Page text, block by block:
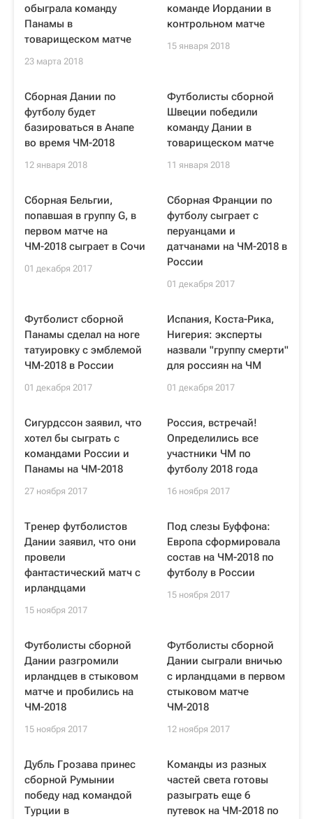
обыграла команду
Панамы в
товарищеском матче
23 марта 2018
команде Иордании в
контрольном матче
15 января 2018
Сборная Дании по
футболу будет
базироваться в Анапе
во время ЧМ-2018
12 января 2018
Футболисты сборной
Швеции победили
команду Дании в
товарищеском матче
11 января 2018
Сборная Бельгии,
попавшая в группу G, в
первом матче на
ЧМ-2018 сыграет в Сочи
01 декабря 2017
Сборная Франции по
футболу сыграет с
перуанцами и
датчанами на ЧМ-2018 в
России
01 декабря 2017
Футболист сборной
Панамы сделал на ноге
татуировку с эмблемой
ЧМ-2018 в России
01 декабря 2017
Испания, Коста-Рика,
Нигерия: эксперты
назвали "группу смерти"
для россиян на ЧМ
01 декабря 2017
Сигурдссон заявил, что
хотел бы сыграть с
командами России и
Панамы на ЧМ-2018
27 ноября 2017
Россия, встречай!
Определились все
участники ЧМ по
футболу 2018 года
16 ноября 2017
Тренер футболистов
Дании заявил, что они
провели
фантастический матч с
ирландцами
15 ноября 2017
Под слезы Буффона:
Европа сформировала
состав на ЧМ-2018 по
футболу в России
15 ноября 2017
Футболисты сборной
Дании разгромили
ирландцев в стыковом
матче и пробились на
ЧМ-2018
15 ноября 2017
Футболисты сборной
Дании сыграли вничью
с ирландцами в первом
стыковом матче
ЧМ-2018
12 ноября 2017
Дубль Грозава принес
сборной Румынии
победу над командой
Турции в
Команды из разных
частей света готовы
разыграть еще 6
путевок на ЧМ-2018 по